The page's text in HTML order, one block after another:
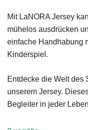
Mit LaNORA Jersey
mühelos ausdrücken
einfache Handhabung
Kinderspiel.
Entdecke die Welt des
unserem Jersey.
Begleiter in jeder